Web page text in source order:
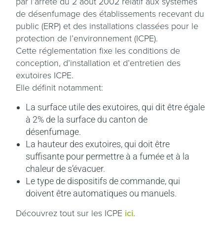
de désenfumage des établissements recevant du
public (ERP) et des installations classées pour le
protection de l’environnement (ICPE).
Cette réglementation fixe les conditions de
conception, d’installation et d’entretien des
exutoires ICPE.
Elle définit notamment:
La surface utile des exutoires, qui dit être égale
à 2% de la surface du canton de
désenfumage.
La hauteur des exutoires, qui doit être
suffisante pour permettre à a fumée et à la
chaleur de s’évacuer.
Le type de dispositifs de commande, qui
doivent être automatiques ou manuels.
Découvrez tout sur les ICPE ici.